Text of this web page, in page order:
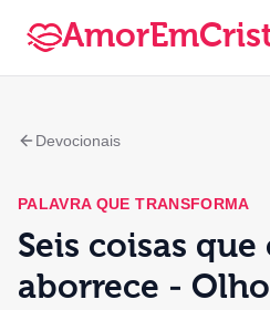
Devocionais
PALAVRA QUE TRANSFORMA
Seis coisas que
aborrece -